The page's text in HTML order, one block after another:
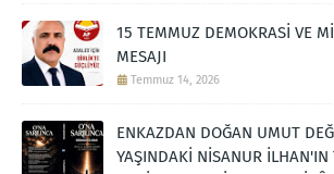
15 TEMMUZ DEMOKRASİ VE
MESAJI
Temmuz 14, 2026
ENKAZDAN DOĞAN UMUT
YAŞINDAKİ NİSANUR İLHAN'IN